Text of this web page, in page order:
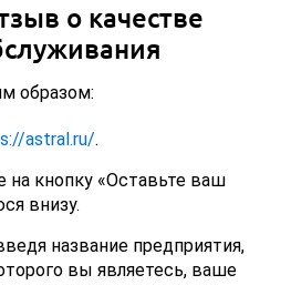
о качестве
образом:
astral.ru/.
на кнопку «Оставьте ваш
внизу.
название предприятия,
вы являетесь, ваше